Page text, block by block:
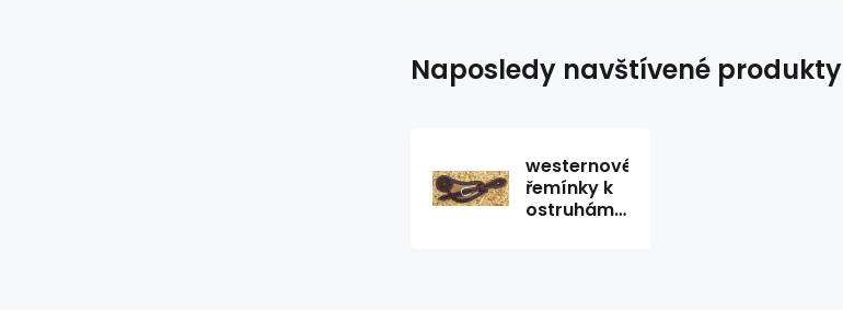
Naposledy navštívené produkty
westernové
řemínky k
ostruhám